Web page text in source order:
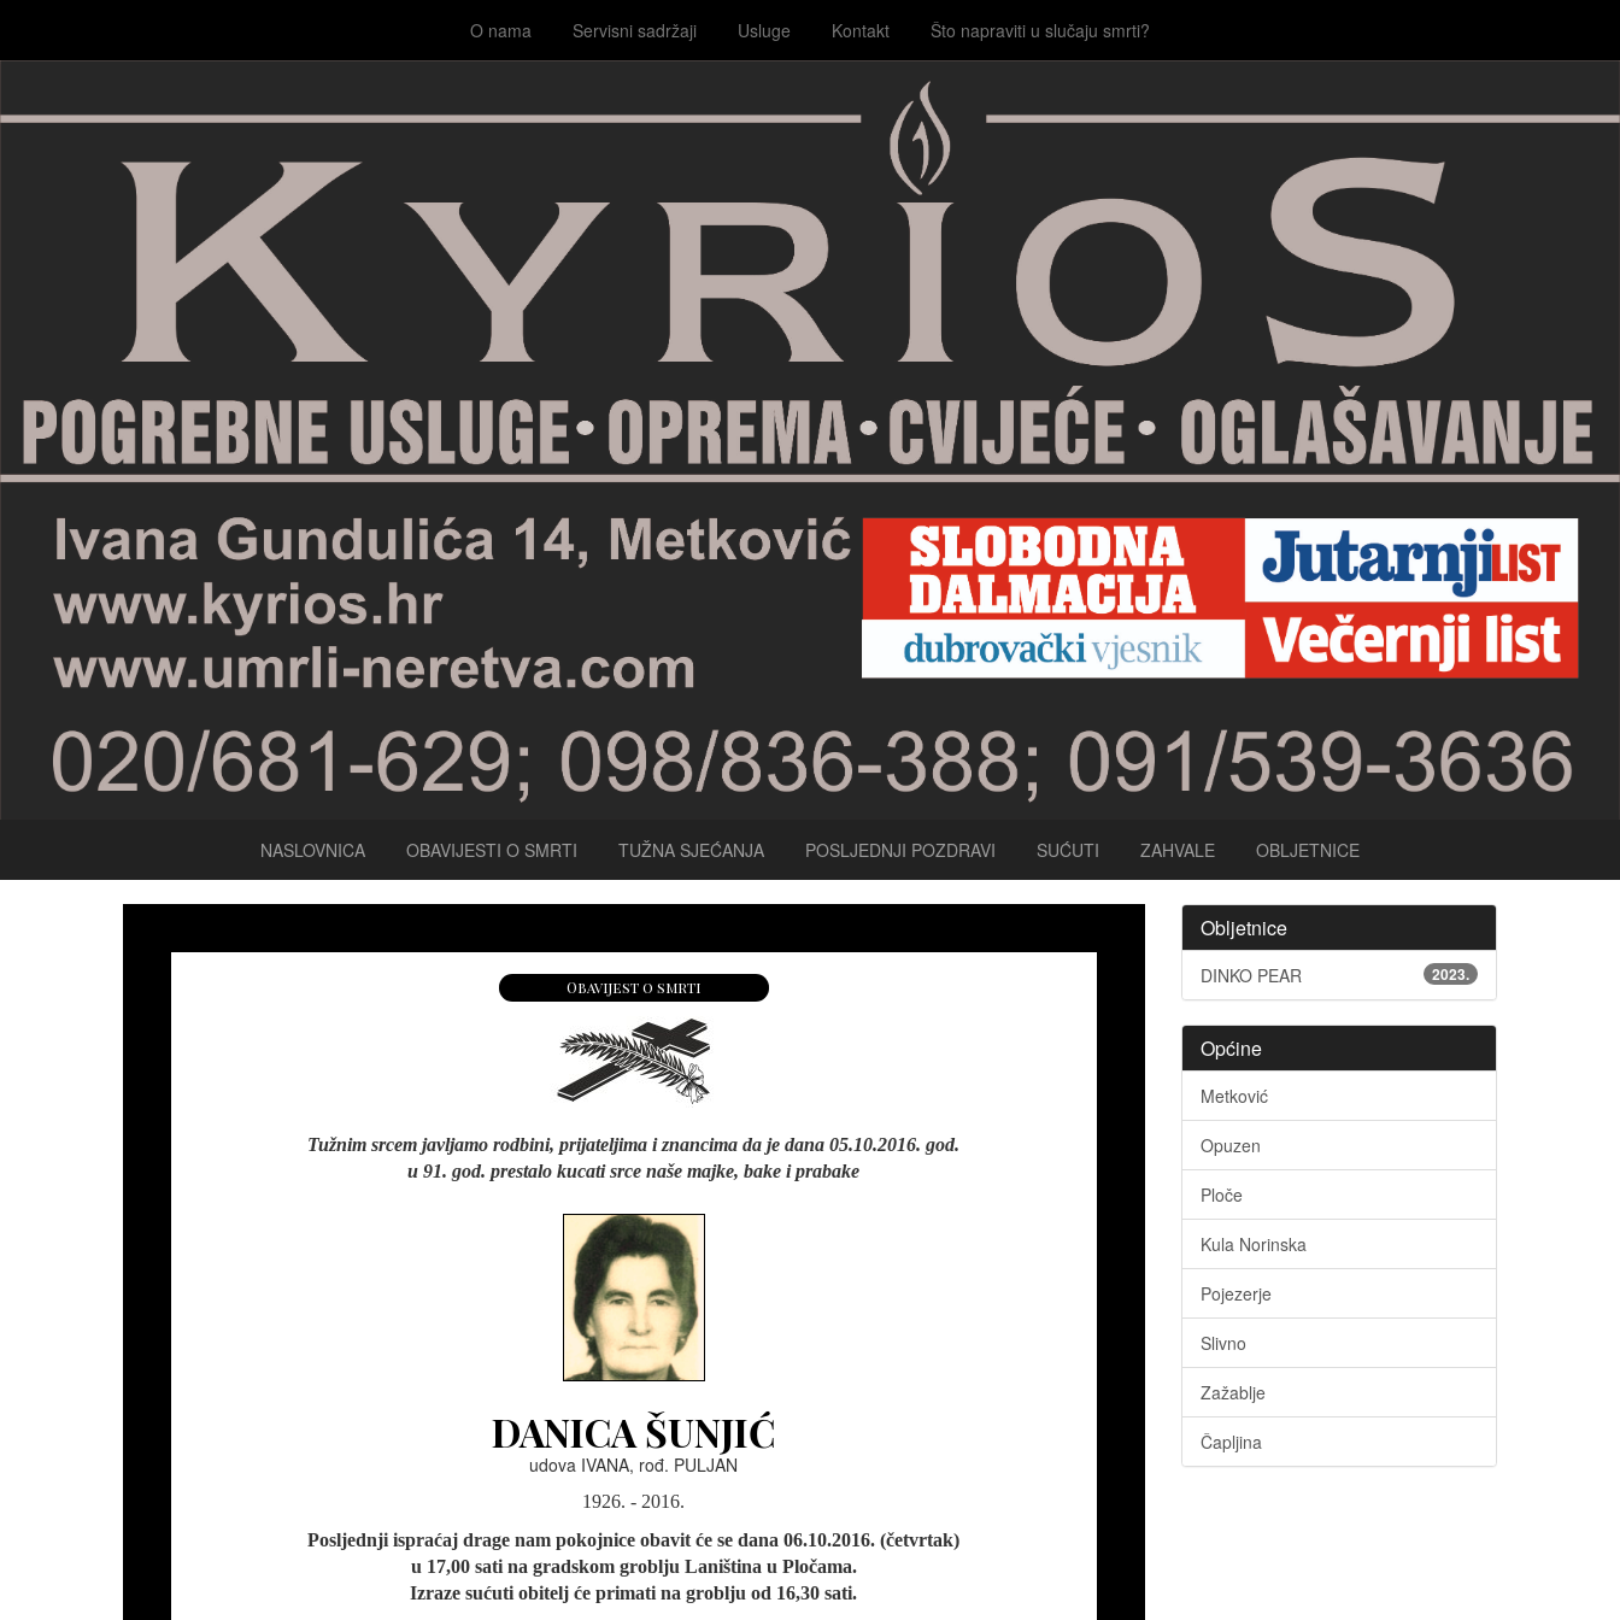
O nama Servisni sadržaji Usluge Kontakt Što napraviti u slučaju smrti?
NASLOVNICA OBAVIJESTI O SMRTI TUŽNA SJEĆANJA POSLJEDNJI POZDRAVI SUĆUTI ZAHVALE OBLJETNICE
Obavijest o smrti
Tužnim srcem javljamo rodbini, prijateljima i znancima da je dana 05.10.2016. god.
u 91. god. prestalo kucati srce naše majke, bake i prabake
DANICA ŠUNJIĆ
udova IVANA, rođ. PULJAN
1926. - 2016.
Posljednji ispraćaj drage nam pokojnice obavit će se dana 06.10.2016. (četvrtak)
u 17,00 sati na gradskom groblju Laniština u Pločama.
Izraze sućuti obitelj će primati na groblju od 16,30 sati.
Obljetnice
DINKO PEAR 2023.
Općine
Metković
Opuzen
Ploče
Kula Norinska
Pojezerje
Slivno
Zažablje
Čapljina